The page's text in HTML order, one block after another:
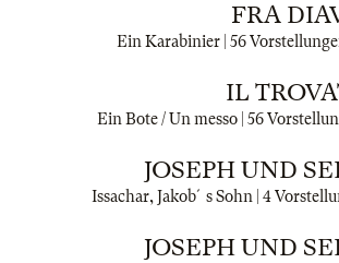
FRA
Ein Karabinier | 56
IL
Ein Bote / Un messo | 56
JOSEPH UND
Issachar, Jakob´s Sohn | 4
JOSEPH UND